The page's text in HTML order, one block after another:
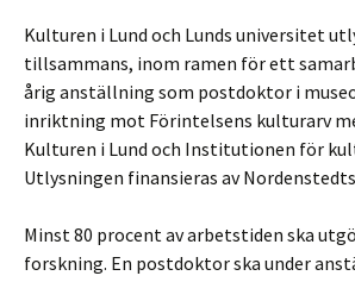
Kulturen i Lund och Lunds universitet
tillsammans, inom ramen för ett
årig anställning som postdoktor i
inriktning mot Förintelsens kulturarv
Kulturen i Lund och Institutionen för
Utlysningen finansieras av
Minst 80 procent av arbetstiden ska
forskning. En postdoktor ska under